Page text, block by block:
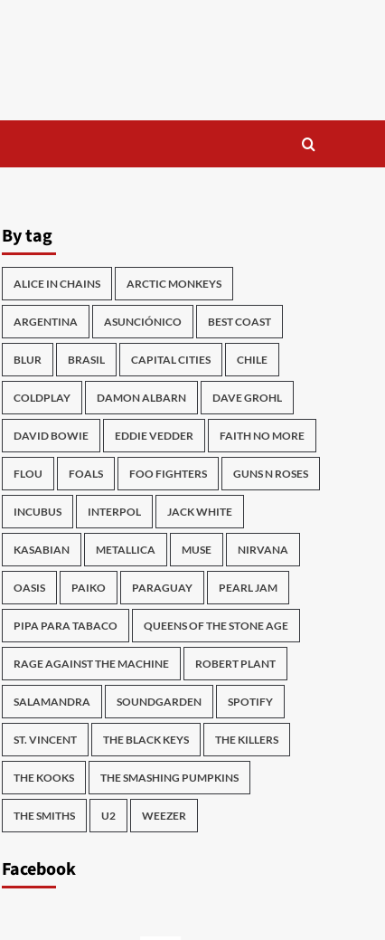
By tag
ALICE IN CHAINS ARCTIC MONKEYS
ARGENTINA ASUNCIÓNICO BEST COAST
BLUR BRASIL CAPITAL CITIES CHILE
COLDPLAY DAMON ALBARN DAVE GROHL
DAVID BOWIE EDDIE VEDDER FAITH NO MORE
FLOU FOALS FOO FIGHTERS GUNS N ROSES
INCUBUS INTERPOL JACK WHITE
KASABIAN METALLICA MUSE NIRVANA
OASIS PAIKO PARAGUAY PEARL JAM
PIPA PARA TABACO QUEENS OF THE STONE AGE
RAGE AGAINST THE MACHINE ROBERT PLANT
SALAMANDRA SOUNDGARDEN SPOTIFY
ST. VINCENT THE BLACK KEYS THE KILLERS
THE KOOKS THE SMASHING PUMPKINS
THE SMITHS U2 WEEZER
Facebook